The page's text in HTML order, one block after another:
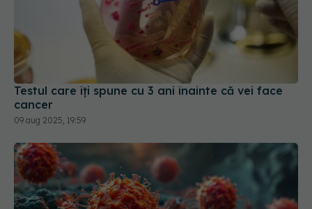
Testul care îți spune cu 3 ani înainte că vei face
cancer
09 aug 2025, 19:59